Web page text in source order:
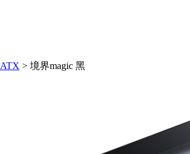
ATX > 境界magic 黑